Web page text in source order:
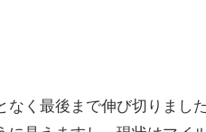
なく最後まで伸び切りまし